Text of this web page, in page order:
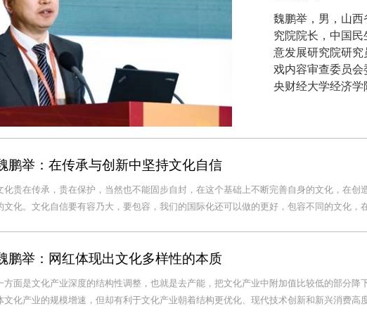
魏鹏举，男，山
究院院长，中国
意发展研究院研
戏内容审查委员
央财经大学经济学
鹏举：在传承与创新中坚持文化自信
化贵在传承，贵在保护，当然也不能固步自封，在这个基础上不断完善自身的文化，在创
文化。文化自信要有容乃大，要包容，我们的国际化还可以做的更好，包容不同的文化，
鹏举：网红体现出文化多样性的本质
方面是文化产业深度的结构性调整，也就是去产能，把文化产业中附加值比较低的部分降
文化产业的规模增速，但却有利于文化产业朝着结构更优化、现代技术创新和新兴消费高